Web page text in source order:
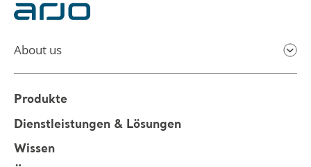
About us
Produkte
Dienstleistungen & Lösungen
Wissen